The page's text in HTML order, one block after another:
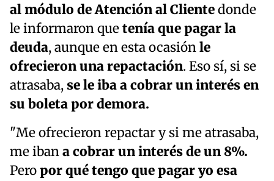
al módulo de Atención al Clientedonde
le informaron quetenía que pagar la
deuda, aunque en esta ocasiónle
ofrecieron una repactación. Eso sí, si se
atrasaba, se le iba a cobrar un interés en
su boleta por demora.
"Me ofrecieron repactar y si me atrasaba,
me ibana cobrar un interés de un 8%.
Peropor qué tengo que pagar yo esa